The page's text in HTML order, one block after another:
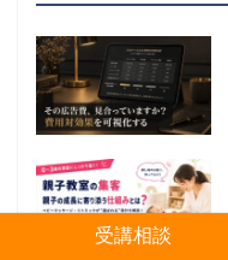
受講相談